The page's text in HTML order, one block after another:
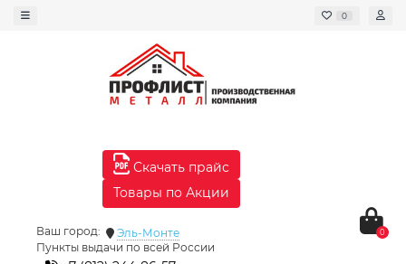
0
Скачать прайс
Товары по Акции
Ваш город:
Эль-Монте
Пункты выдачи по всей России
0